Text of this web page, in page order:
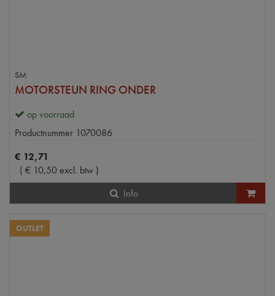
SM
MOTORSTEUN RING ONDER
op voorraad
Productnummer 1070086
€ 12,71
( € 10,50excl. btw )
Info
OUTLET